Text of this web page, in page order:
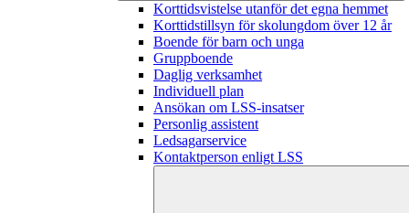
Korttidsvistelse utanför det egna hemmet
Korttidstillsyn för skolungdom över 12 år
Boende för barn och unga
Gruppboende
Daglig verksamhet
Individuell plan
Ansökan om LSS-insatser
Personlig assistent
Ledsagarservice
Kontaktperson enligt LSS